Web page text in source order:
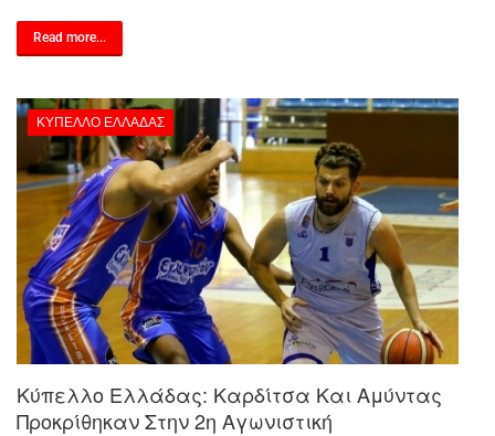
Read more...
ΚΎΠΕΛΛΟ ΕΛΛΆΔΑΣ
Κύπελλο Ελλάδας: Καρδίτσα Και Αμύντας
Προκρίθηκαν Στην 2η Αγωνιστική